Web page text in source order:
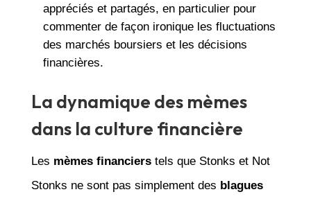
appréciés et partagés, en particulier pour
commenter de façon ironique les fluctuations
des marchés boursiers et les décisions
financières.
La dynamique des mèmes
dans la culture financière
Les mèmes financierstels que Stonks et Not
Stonks ne sont pas simplement des blagues